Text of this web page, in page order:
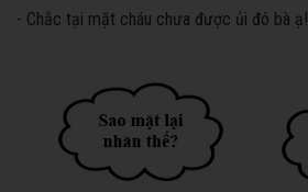
- Chắc tại mặt cháu chưa được ủi đó bà ạ!